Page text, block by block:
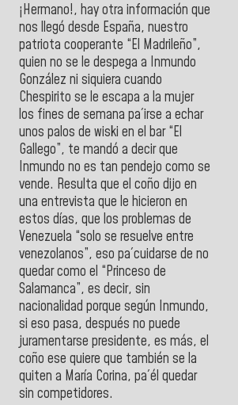
¡Hermano!, hay otra información que
nos llegó desde España, nuestro
patriota cooperante “El Madrileño”,
quien no se le despega a Inmundo
González ni siquiera cuando
Chespirito se le escapa a la mujer
los fines de semana pa´irse a echar
unos palos de wiski en el bar “El
Gallego”, te mandó a decir que
Inmundo no es tan pendejo como se
vende. Resulta que el coño dijo en
una entrevista que le hicieron en
estos días, que los problemas de
Venezuela “solo se resuelve entre
venezolanos”, eso pa´cuidarse de no
quedar como el “Princeso de
Salamanca”, es decir, sin
nacionalidad porque según Inmundo,
si eso pasa, después no puede
juramentarse presidente, es más, el
coño ese quiere que también se la
quiten a María Corina, pa´él quedar
sin competidores.